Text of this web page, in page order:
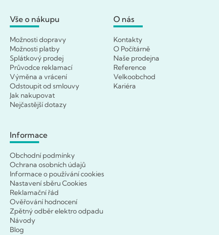
Vše o nákupu
Možnosti dopravy
Možnosti platby
Splátkový prodej
Průvodce reklamací
Výměna a vrácení
Odstoupit od smlouvy
Jak nakupovat
Nejčastější dotazy
O nás
Kontakty
O Počítárně
Naše prodejna
Reference
Velkoobchod
Kariéra
Informace
Obchodní podmínky
Ochrana osobních údajů
Informace o používání cookies
Nastavení sběru Cookies
Reklamační řád
Ověřování hodnocení
Zpětný odběr elektro odpadu
Návody
Blog